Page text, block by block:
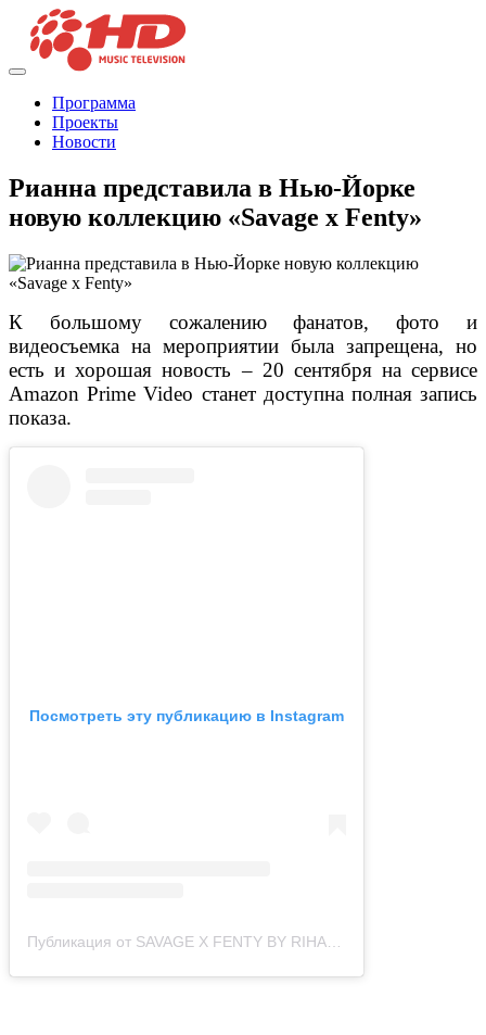
Программа
Проекты
Новости
Рианна представила в Нью-Йорке
новую коллекцию «Savage x Fenty»
К большому сожалению фанатов, фото и
видеосъемка на мероприятии была запрещена, но
есть и хорошая новость – 20 сентября на сервисе
Amazon Prime Video станет доступна полная запись
показа.
Посмотреть эту публикацию в Instagram